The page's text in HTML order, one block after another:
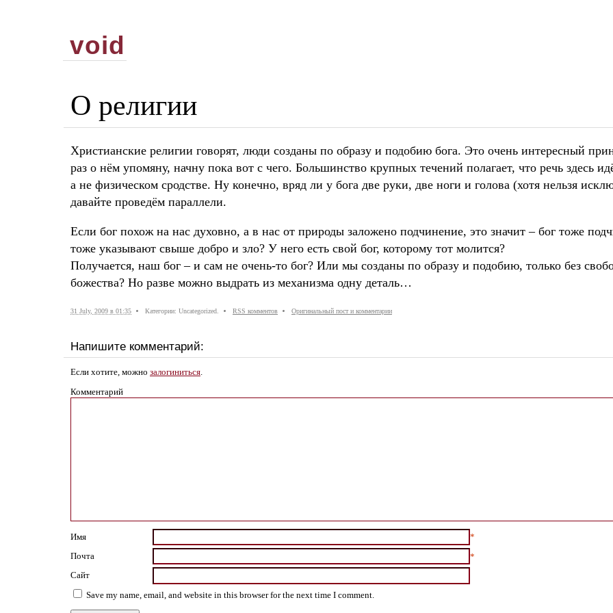
void
О религии
Христианские религии говорят, люди созданы по образу и подобию бога. Это очень интересный
раз о нём упомяну, начну пока вот с чего. Большинство крупных течений полагает, что речь здесь
а не физическом сродстве. Ну конечно, вряд ли у бога две руки, две ноги и голова (хотя нельзя
давайте проведём параллели.
Если бог похож на нас духовно, а в нас от природы заложено подчинение, это значит – бог тоже
тоже указывают свыше добро и зло? У него есть свой бог, которому тот молится?
Получается, наш бог – и сам не очень-то бог? Или мы созданы по образу и подобию, только без
божества? Но разве можно выдрать из механизма одну деталь…
31 July, 2009 в 01:35 Категории: Uncategorized. RSS комментов Оригинальный пост и комментарии
Напишите комментарий:
Если хотите, можно залогиниться.
Комментарий
Имя
*
Почта
*
Сайт
Save my name, email, and website in this browser for the next time I comment.